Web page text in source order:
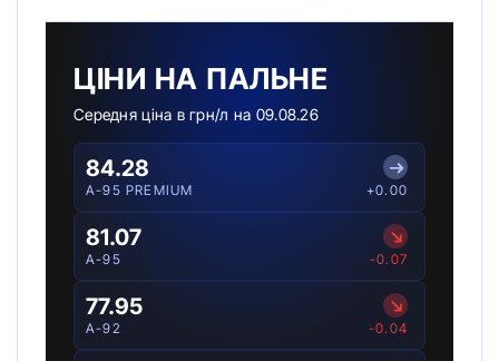
ЦІНИ НА ПАЛЬНЕ
Середня ціна в грн/л на 09.08.26
84.28
A-95 PREMIUM +0.00
81.07
A-95 -0.07
77.95
A-92 -0.04